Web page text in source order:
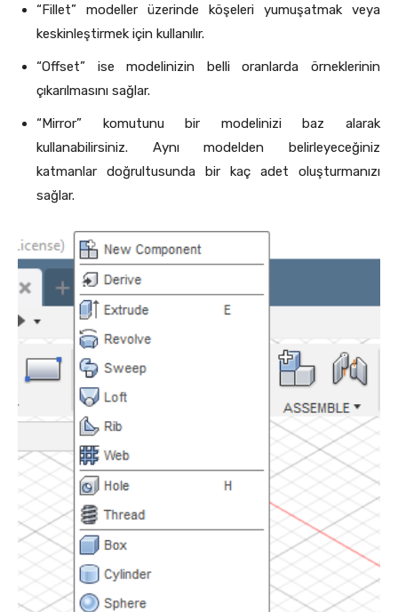
“Fillet” modeller üzerinde köşeleri yumuşatmak veya
keskinleştirmek için kullanılır.
“Offset” ise modelinizin belli oranlarda örneklerinin
çıkarılmasını sağlar.
“Mirror” komutunu bir modelinizi baz alarak
kullanabilirsiniz. Aynı modelden belirleyeceğiniz
katmanlar doğrultusunda bir kaç adet oluşturmanızı
sağlar.